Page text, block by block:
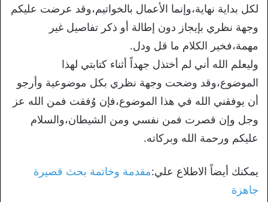
لكل بداية نهاية،وإنما الأعمال بالخواتيم،وقد عرضت عليكم
وجهة نظري بإيجاز دون إطالة أو ذكر تفاصيل غير
مهمة،فخير الكلام ما قل ودل.
وليعلم الله أني لم أختذل جهداً أثناء كتابتي لهذا
الموضوع،وقد وضحت وجهة نظري بكل موضوعية وأرجو
أن يوفقني الله في هذا الموضوع،فإن وُفقت فمن الله عز
وجل وإن قصرت فمن نفسي ومن الشيطان،والسلام
عليكم ورحمة الله وبركاته.
يمكنك أيضاً الاطلاع علي:مقدمة وخاتمة بحث قصيرة
جاهزة